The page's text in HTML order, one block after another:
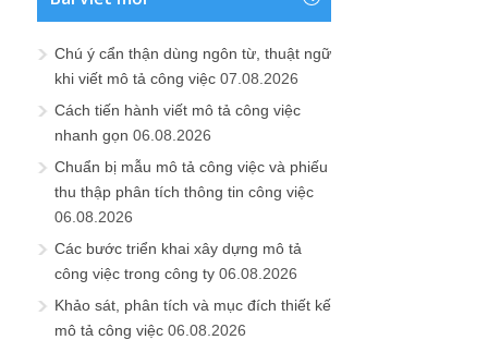
Chú ý cẩn thận dùng ngôn từ, thuật ngữ
khi viết mô tả công việc 07.08.2026
Cách tiến hành viết mô tả công việc
nhanh gọn 06.08.2026
Chuẩn bị mẫu mô tả công việc và phiếu
thu thập phân tích thông tin công việc
06.08.2026
Các bước triển khai xây dựng mô tả
công việc trong công ty 06.08.2026
Khảo sát, phân tích và mục đích thiết kế
mô tả công việc 06.08.2026